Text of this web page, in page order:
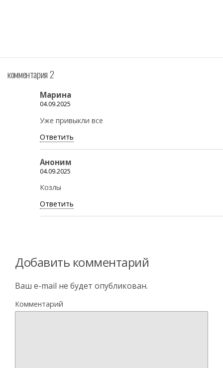
комментария 2
Марина
04.09.2025
Уже привыкли все
Ответить
Аноним
04.09.2025
Козлы
Ответить
Добавить комментарий
Ваш e-mail не будет опубликован.
Комментарий